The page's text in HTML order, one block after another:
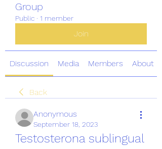
Group
Public · 1 member
Join
Discussion Media Members About
Back
Anonymous
September 18, 2023
Testosterona sublingual